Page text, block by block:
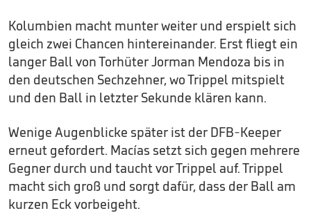
Kolumbien macht munter weiter und erspielt sich
gleich zwei Chancen hintereinander. Erst fliegt ein
langer Ball von Torhüter Jorman Mendoza bis in
den deutschen Sechzehner, wo Trippel mitspielt
und den Ball in letzter Sekunde klären kann.
Wenige Augenblicke später ist der DFB-Keeper
erneut gefordert. Macías setzt sich gegen mehrere
Gegner durch und taucht vor Trippel auf. Trippel
macht sich groß und sorgt dafür, dass der Ball am
kurzen Eck vorbeigeht.